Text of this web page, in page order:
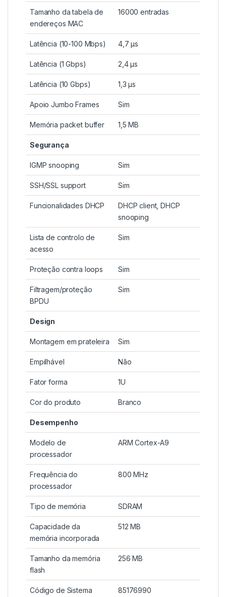
Tamanho da tabela de
endereços MAC
16000 entradas
Latência (10-100 Mbps) 4,7 µs
Latência (1 Gbps) 2,4 µs
Latência (10 Gbps) 1,3 µs
Apoio Jumbo Frames Sim
Memória packet buffer 1,5 MB
Segurança
IGMP snooping Sim
SSH/SSL support Sim
Funcionalidades DHCP
DHCP client, DHCP
snooping
Lista de controlo de
acesso
Sim
Proteção contra loops Sim
Filtragem/proteção
BPDU
Sim
Design
Montagem em prateleira Sim
Empilhável Não
Fator forma 1U
Cor do produto Branco
Desempenho
Modelo de
processador
ARM Cortex-A9
Frequência do
processador
800 MHz
Tipo de memória SDRAM
Capacidade da
memória incorporada
512 MB
Tamanho da memória
flash
256 MB
Código de Sistema
85176990